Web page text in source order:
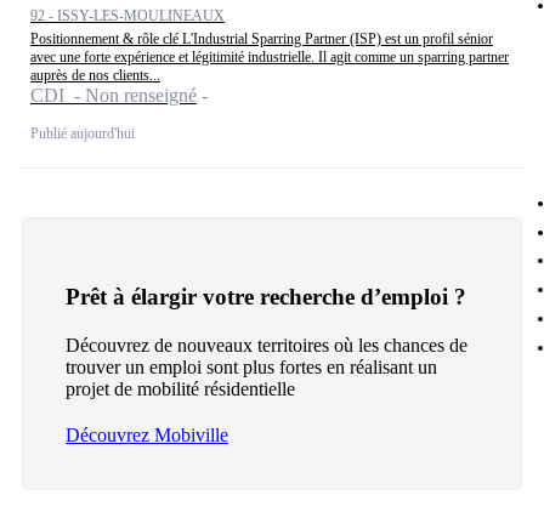
92 - ISSY-LES-MOULINEAUX
Positionnement & rôle clé L'Industrial Sparring Partner (ISP) est un profil sénior
avec une forte expérience et légitimité industrielle. Il agit comme un sparring partner
auprès de nos clients...
CDI - Non renseigné
Publié aujourd'hui
Prêt à élargir votre recherche d’emploi ?
Découvrez de nouveaux territoires où les chances de
trouver un emploi sont plus fortes en réalisant un
projet de mobilité résidentielle
Découvrez Mobiville